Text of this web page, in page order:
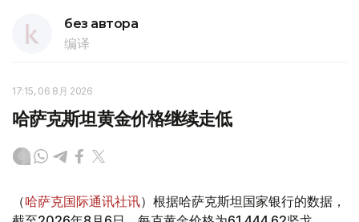
без автора
编译
17:15, 06 8月 2026
哈萨克斯坦黄金价格继续走低
（哈萨克国际通讯社讯）根据哈萨克斯坦国家银行的数据，